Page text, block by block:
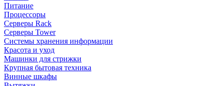
Питание
Процессоры
Серверы Rack
Серверы Tower
Системы хранения информации
Красота и уход
Машинки для стрижки
Крупная бытовая техника
Винные шкафы